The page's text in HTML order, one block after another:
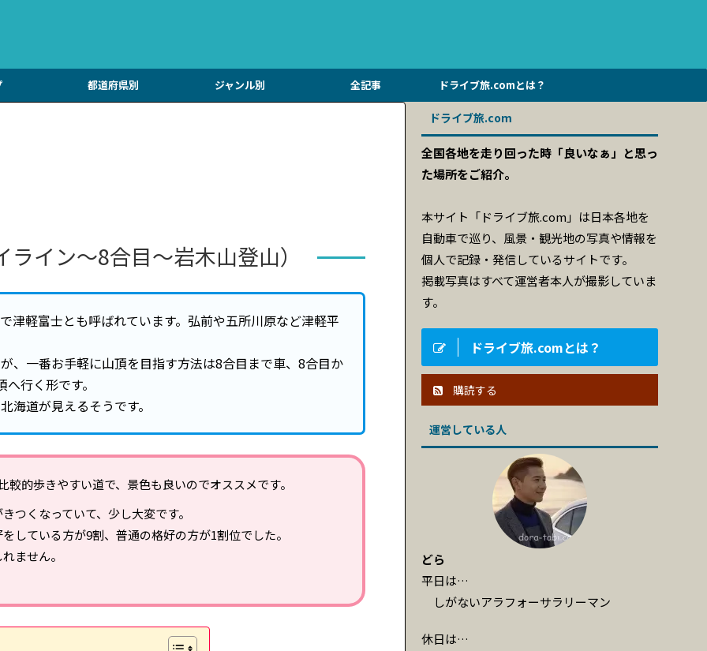
都道府県別 ジャンル別 全記事 ドライブ旅.comとは？
イン～8合目～岩木山登山）
津軽富士とも呼ばれています。弘前や五所川原など津軽平
、一番お手軽に山頂を目指す方法は8合目まで車、8合目か
行く形です。
海道が見えるそうです。
的歩きやすい道で、景色も良いのでオススメです。
つくなっていて、少し大変です。
している方が9割、普通の格好の方が1割位でした。
ません。
ドライブ旅.com
全国各地を走り回った時「良いなぁ」と思っ
た場所をご紹介。
本サイト「ドライブ旅.com」は日本各地を
自動車で巡り、風景・観光地の写真や情報を
個人で記録・発信しているサイトです。
掲載写真はすべて運営者本人が撮影していま
す。
ドライブ旅.comとは？
購読する
運営している人
どら
平日は…
しがないアラフォーサラリーマン
休日は…